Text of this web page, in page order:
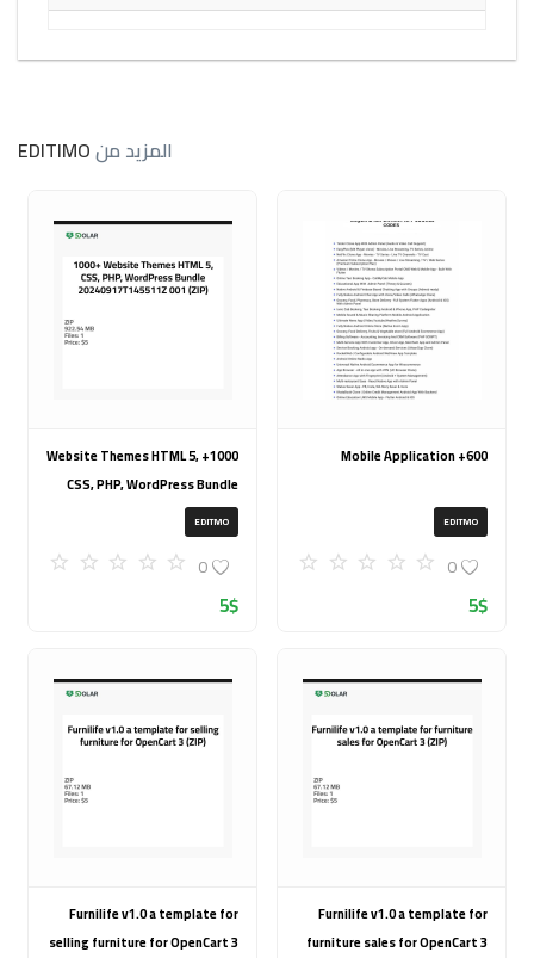
المزيد منEDITIMO
600+ Mobile Application
EDITMO
0
5$
1000+ Website Themes HTML 5,
CSS, PHP, WordPress Bundle
20240917T145511Z 001 (ZIP)
EDITMO
0
5$
Furnilife v1.0 a template for
furniture sales for OpenCart 3
Furnilife v1.0 a template for
selling furniture for OpenCart 3